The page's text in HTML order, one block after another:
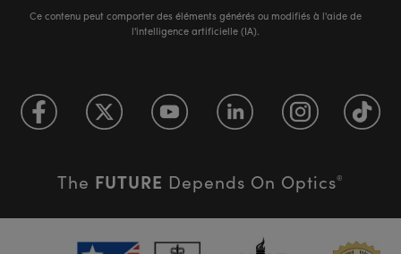
Ce contenu peut comporter des éléments générés ou modifiés à l'aide de
l'intelligence artificielle (IA).
The FUTURE Depends On Optics®